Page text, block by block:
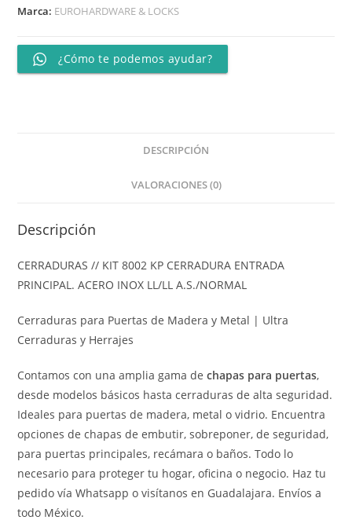
Marca: EUROHARDWARE & LOCKS
¿Cómo te podemos ayudar?
DESCRIPCIÓN
VALORACIONES (0)
Descripción
CERRADURAS // KIT 8002 KP CERRADURA ENTRADA
PRINCIPAL. ACERO INOX LL/LL A.S./NORMAL
Cerraduras para Puertas de Madera y Metal | Ultra
Cerraduras y Herrajes
Contamos con una amplia gama dechapas para puertas,
desde modelos básicos hasta cerraduras de alta seguridad.
Ideales para puertas de madera, metal o vidrio. Encuentra
opciones de chapas de embutir, sobreponer, de seguridad,
para puertas principales, recámara o baños. Todo lo
necesario para proteger tu hogar, oficina o negocio. Haz tu
pedido vía Whatsapp o visítanos en Guadalajara. Envíos a
todo México.